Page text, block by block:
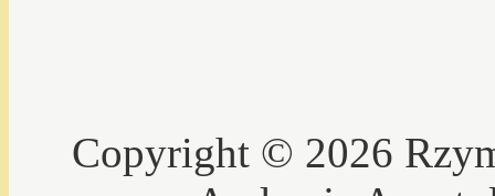
Copyright © 2026